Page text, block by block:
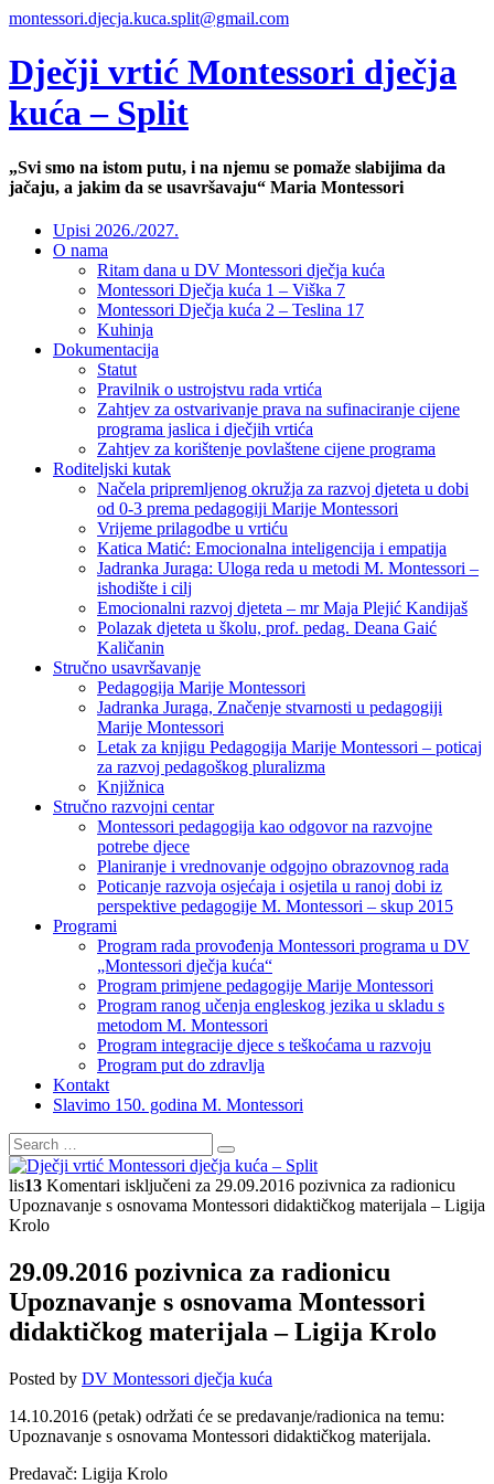
montessori.djecja.kuca.split@gmail.com
Dječji vrtić Montessori dječja
kuća – Split
„Svi smo na istom putu, i na njemu se pomaže slabijima da
jačaju, a jakim da se usavršavaju“ Maria Montessori
Upisi 2026./2027.
O nama
Ritam dana u DV Montessori dječja kuća
Montessori Dječja kuća 1 – Viška 7
Montessori Dječja kuća 2 – Teslina 17
Kuhinja
Dokumentacija
Statut
Pravilnik o ustrojstvu rada vrtića
Zahtjev za ostvarivanje prava na sufinaciranje cijene
programa jaslica i dječjih vrtića
Zahtjev za korištenje povlaštene cijene programa
Roditeljski kutak
Načela pripremljenog okružja za razvoj djeteta u dobi
od 0-3 prema pedagogiji Marije Montessori
Vrijeme prilagodbe u vrtiću
Katica Matić: Emocionalna inteligencija i empatija
Jadranka Juraga: Uloga reda u metodi M. Montessori –
ishodište i cilj
Emocionalni razvoj djeteta – mr Maja Plejić Kandijaš
Polazak djeteta u školu, prof. pedag. Deana Gaić
Kaličanin
Stručno usavršavanje
Pedagogija Marije Montessori
Jadranka Juraga, Značenje stvarnosti u pedagogiji
Marije Montessori
Letak za knjigu Pedagogija Marije Montessori – poticaj
za razvoj pedagoškog pluralizma
Knjižnica
Stručno razvojni centar
Montessori pedagogija kao odgovor na razvojne
potrebe djece
Planiranje i vrednovanje odgojno obrazovnog rada
Poticanje razvoja osjećaja i osjetila u ranoj dobi iz
perspektive pedagogije M. Montessori – skup 2015
Programi
Program rada provođenja Montessori programa u DV
„Montessori dječja kuća“
Program primjene pedagogije Marije Montessori
Program ranog učenja engleskog jezika u skladu s
metodom M. Montessori
Program integracije djece s teškoćama u razvoju
Program put do zdravlja
Kontakt
Slavimo 150. godina M. Montessori
lis13 Komentari isključeni za 29.09.2016 pozivnica za radionicu
Upoznavanje s osnovama Montessori didaktičkog materijala – Ligija
Krolo
29.09.2016 pozivnica za radionicu
Upoznavanje s osnovama Montessori
didaktičkog materijala – Ligija Krolo
Posted by DV Montessori dječja kuća
14.10.2016 (petak) održati će se predavanje/radionica na temu:
Upoznavanje s osnovama Montessori didaktičkog materijala.
Predavač: Ligija Krolo